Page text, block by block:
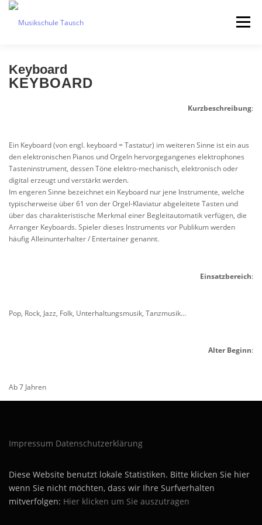
Direkt
Menü
KEYBOARD
Keyboard
Kurzbeschreibung:
Ein Keyboard (von engl. keyboard = Tastatur) im weiteren Sinne ist ein aus
den elektronischen Pianos und Orgeln hervorgegangenes elektrophones
Tasteninstrument, dessen Töne elektro-mechanisch, elektronisch oder
digital erzeugt und verstärkt werden.
Im engeren Sinne bezeichnet ein Keyboard nur jene Instrumente, welche
typischerweise über 61 von der Orgel-Klaviatur abgeleitete Tasten und
über das charakteristische Merkmal einer Begleitautomatik verfügen, die
Arranger Keyboards. Spieler dieses Instruments vor Publikum werden
häufig Alleinunterhalter / Entertainer genannt.
Einsatzbereich:
Pop, Rock, Jazz, Folk, Unterhaltungsmusik, Tanzmusik…
Alter Beginn:
Ab 7 Jahren
Impressum Datenschutzerklärung
Diese Website benutzt lokale Statistiken. Bitte klicken Sie hier
wenn Sie nicht möchten, dass wir Ihre Surfverhalten
mitverfolgen: Hier klicken um Sie auszutragen